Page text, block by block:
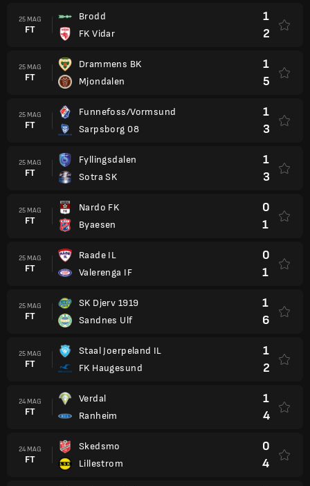
25 MAG
FT
Brodd
FK Vidar
1
2
25 MAG
FT
Drammens BK
Mjondalen
1
5
25 MAG
FT
Funnefoss/Vormsund
Sarpsborg 08
1
3
25 MAG
FT
Fyllingsdalen
Sotra SK
1
3
25 MAG
FT
Nardo FK
Byaesen
0
1
25 MAG
FT
Raade IL
Valerenga IF
0
1
25 MAG
FT
SK Djerv 1919
Sandnes Ulf
1
6
25 MAG
FT
Staal Joerpeland IL
FK Haugesund
1
2
24 MAG
FT
Verdal
Ranheim
1
4
24 MAG
FT
Skedsmo
Lillestrom
0
4